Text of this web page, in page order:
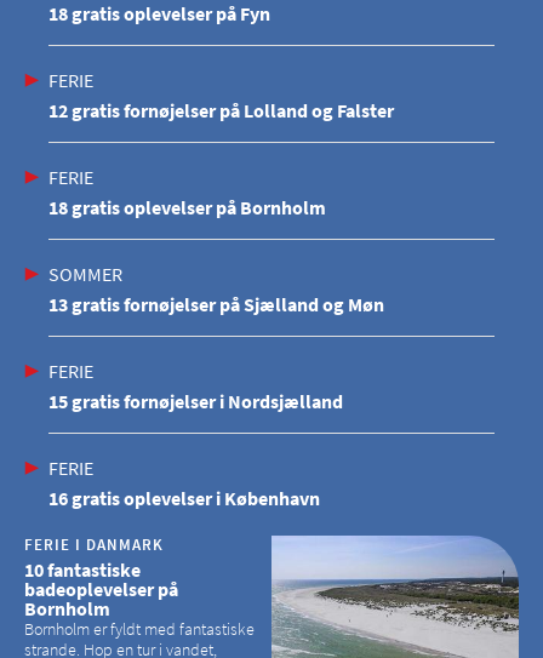
18 gratis oplevelser på Fyn
FERIE
12 gratis fornøjelser på Lolland og Falster
FERIE
18 gratis oplevelser på Bornholm
SOMMER
13 gratis fornøjelser på Sjælland og Møn
FERIE
15 gratis fornøjelser i Nordsjælland
FERIE
16 gratis oplevelser i København
FERIE I DANMARK
10 fantastiske
badeoplevelser på
Bornholm
Bornholm er fyldt med fantastiske
strande. Hop en tur i vandet,